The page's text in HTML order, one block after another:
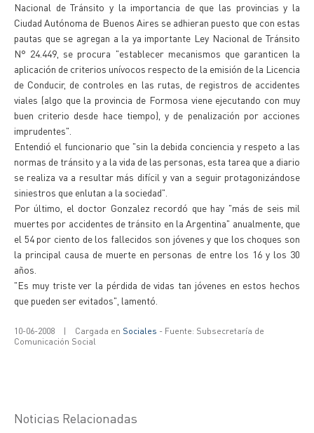
Nacional de Tránsito y la importancia de que las provincias y la
Ciudad Autónoma de Buenos Aires se adhieran puesto que con estas
pautas que se agregan a la ya importante Ley Nacional de Tránsito
N° 24.449, se procura "establecer mecanismos que garanticen la
aplicación de criterios unívocos respecto de la emisión de la Licencia
de Conducir, de controles en las rutas, de registros de accidentes
viales (algo que la provincia de Formosa viene ejecutando con muy
buen criterio desde hace tiempo), y de penalización por acciones
imprudentes".
Entendió el funcionario que "sin la debida conciencia y respeto a las
normas de tránsito y a la vida de las personas, esta tarea que a diario
se realiza va a resultar más difícil y van a seguir protagonizándose
siniestros que enlutan a la sociedad".
Por último, el doctor Gonzalez recordó que hay "más de seis mil
muertes por accidentes de tránsito en la Argentina" anualmente, que
el 54 por ciento de los fallecidos son jóvenes y que los choques son
la principal causa de muerte en personas de entre los 16 y los 30
años.
"Es muy triste ver la pérdida de vidas tan jóvenes en estos hechos
que pueden ser evitados", lamentó.
10-06-2008 | Cargada en Sociales - Fuente: Subsecretaría de
Comunicación Social
Noticias Relacionadas